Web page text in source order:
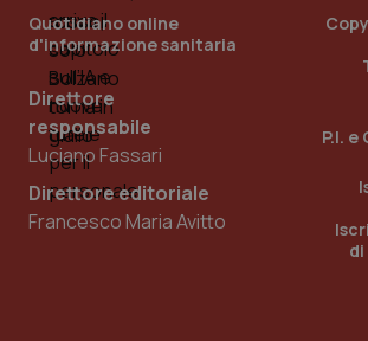
Quotidiano online
d'informazione sanitaria
Direttore
responsabile
Luciano Fassari
Direttore editoriale
Francesco Maria Avitto
P.I. e
di
_ga_KM60CM4NPH